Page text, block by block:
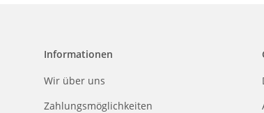
Informationen
Wir über uns
Zahlungsmöglichkeiten